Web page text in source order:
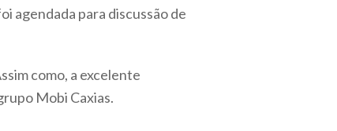
agendada para discussão de
como, a excelente
Mobi Caxias.